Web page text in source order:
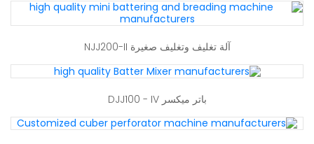
آلة تغليف وتغليف صغيرة NJJ200-II
باتر ميكسر DJJ100 - IV